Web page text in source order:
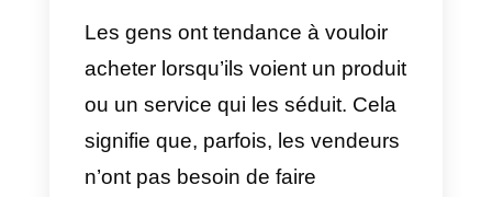
ventes?
Quel outil peut
m’aider à vendre
davantage grâce aux
promotions des
ventes?